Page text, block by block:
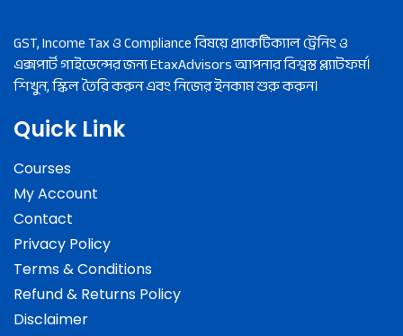
GST, Income Tax ও Compliance বিষয়ে প্র্যাকটিক্যাল ট্রেনিং ও
এক্সপার্ট গাইডেন্সের জন্য EtaxAdvisors আপনার বিশ্বস্ত প্ল্যাটফর্ম।
শিখুন, স্কিল তৈরি করুন এবং নিজের ইনকাম শুরু করুন।
Quick Link
Courses
My Account
Contact
Privacy Policy
Terms & Conditions
Refund & Returns Policy
Disclaimer